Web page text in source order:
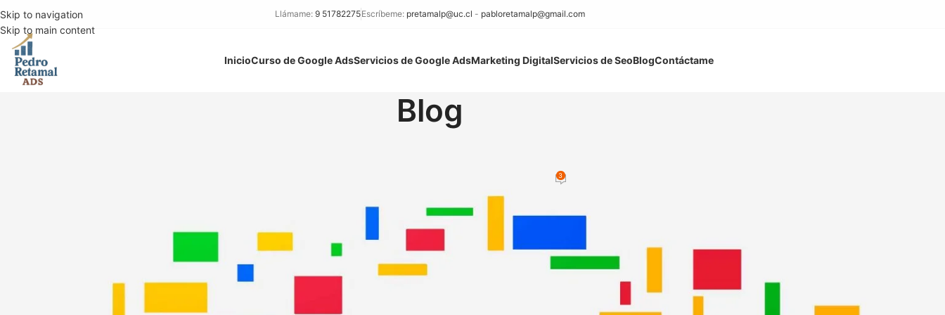
Skip to navigation
Skip to main content
Llámame: 9 51782275Escríbeme: pretamalp@uc.cl - pabloretamalp@gmail.com
InicioCurso de Google AdsServicios de Google AdsMarketing DigitalServicios de SeoBlogContáctame
Blog
3